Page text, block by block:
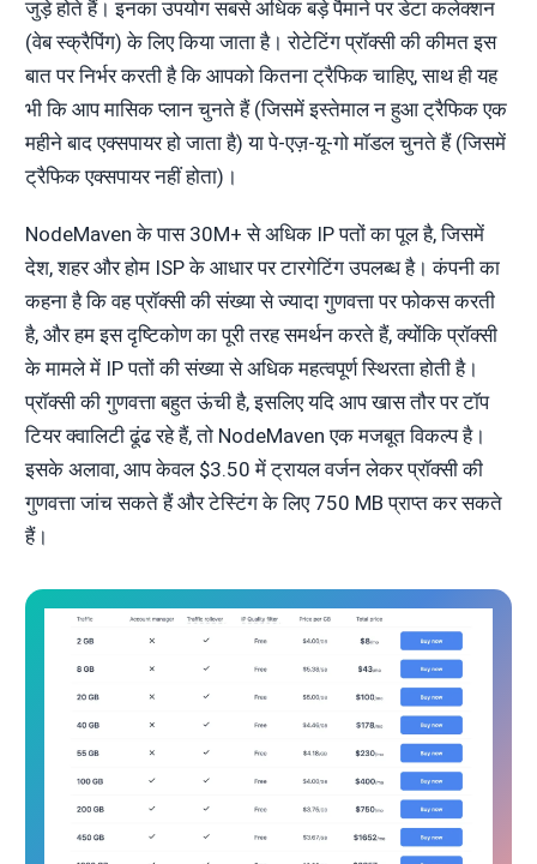
जुड़े होते हैं। इनका उपयोग सबसे अधिक बड़े पैमाने पर डेटा कलेक्शन
(वेब स्क्रैपिंग) के लिए किया जाता है। रोटेटिंग प्रॉक्सी की कीमत इस
बात पर निर्भर करती है कि आपको कितना ट्रैफिक चाहिए, साथ ही यह
भी कि आप मासिक प्लान चुनते हैं (जिसमें इस्तेमाल न हुआ ट्रैफिक एक
महीने बाद एक्सपायर हो जाता है) या पे-एज़-यू-गो मॉडल चुनते हैं (जिसमें
ट्रैफिक एक्सपायर नहीं होता)।
NodeMaven के पास 30M+ से अधिक IP पतों का पूल है, जिसमें
देश, शहर और होम ISP के आधार पर टारगेटिंग उपलब्ध है। कंपनी का
कहना है कि वह प्रॉक्सी की संख्या से ज्यादा गुणवत्ता पर फोकस करती
है, और हम इस दृष्टिकोण का पूरी तरह समर्थन करते हैं, क्योंकि प्रॉक्सी
के मामले में IP पतों की संख्या से अधिक महत्वपूर्ण स्थिरता होती है।
प्रॉक्सी की गुणवत्ता बहुत ऊंची है, इसलिए यदि आप खास तौर पर टॉप
टियर क्वालिटी ढूंढ रहे हैं, तो NodeMaven एक मजबूत विकल्प है।
इसके अलावा, आप केवल $3.50 में ट्रायल वर्जन लेकर प्रॉक्सी की
गुणवत्ता जांच सकते हैं और टेस्टिंग के लिए 750 MB प्राप्त कर सकते
हैं।